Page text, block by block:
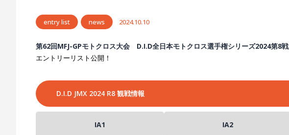
entry list news 2024.10.10
第62回MFJ-GPモトクロス大会 D.I.D全日本モトクロス選手権シリーズ2024第8戦
エントリーリスト公開！
D.I.D JMX 2024 R8 観戦情報
IA1 IA2